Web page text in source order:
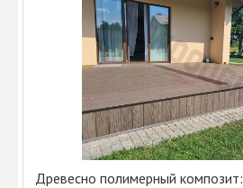
Древесно полимерный